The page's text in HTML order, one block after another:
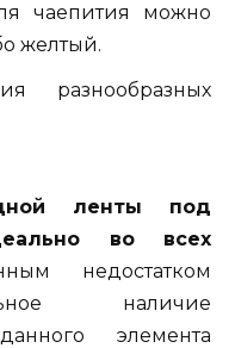
чаепития можно
желтый.
разнообразных
ленты под
во всех
недостатком
наличие
элемента